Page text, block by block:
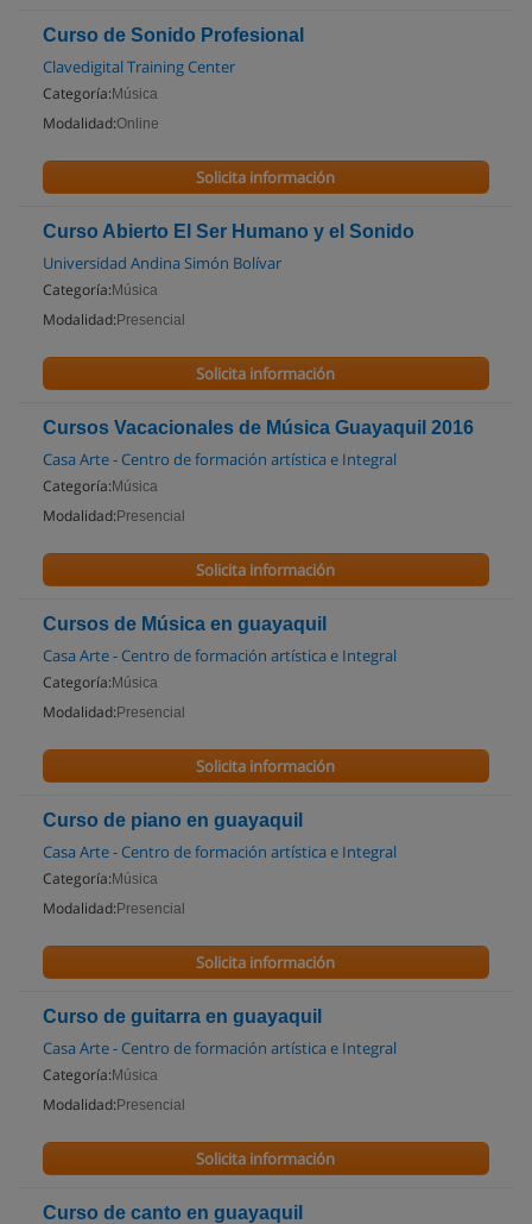
Curso de Sonido Profesional
Clavedigital Training Center
Categoría: Música
Modalidad:Online
Solicita información
Curso Abierto El Ser Humano y el Sonido
Universidad Andina Simón Bolívar
Categoría: Música
Modalidad: Presencial
Solicita información
Cursos Vacacionales de Música Guayaquil 2016
Casa Arte - Centro de formación artística e Integral
Categoría: Música
Modalidad: Presencial
Solicita información
Cursos de Música en guayaquil
Casa Arte - Centro de formación artística e Integral
Categoría: Música
Modalidad: Presencial
Solicita información
Curso de piano en guayaquil
Casa Arte - Centro de formación artística e Integral
Categoría: Música
Modalidad: Presencial
Solicita información
Curso de guitarra en guayaquil
Casa Arte - Centro de formación artística e Integral
Categoría: Música
Modalidad: Presencial
Solicita información
Curso de canto en guayaquil